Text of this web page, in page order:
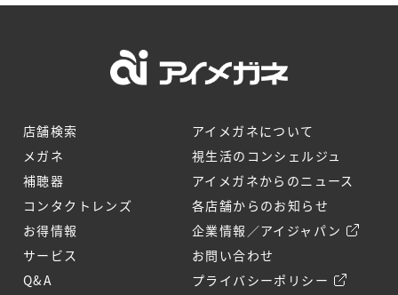
店舗検索
メガネ
補聴器
コンタクトレンズ
お得情報
サービス
Q&A
アイメガネについて
視生活のコンシェルジュ
アイメガネからのニュース
各店舗からのお知らせ
企業情報／アイジャパン
お問い合わせ
プライバシーポリシー